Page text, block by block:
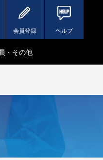
会員登録 ヘルプ
・その他